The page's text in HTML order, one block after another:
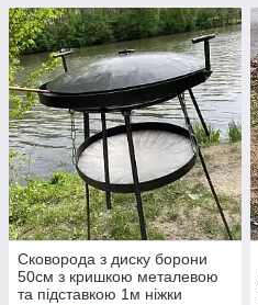
Сковорода з диску борони
50см з кришкою металевою
та підставкою 1м ніжки